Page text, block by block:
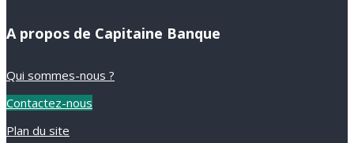
A propos de Capitaine Banque
Qui sommes-nous ?
Contactez-nous
Plan du site